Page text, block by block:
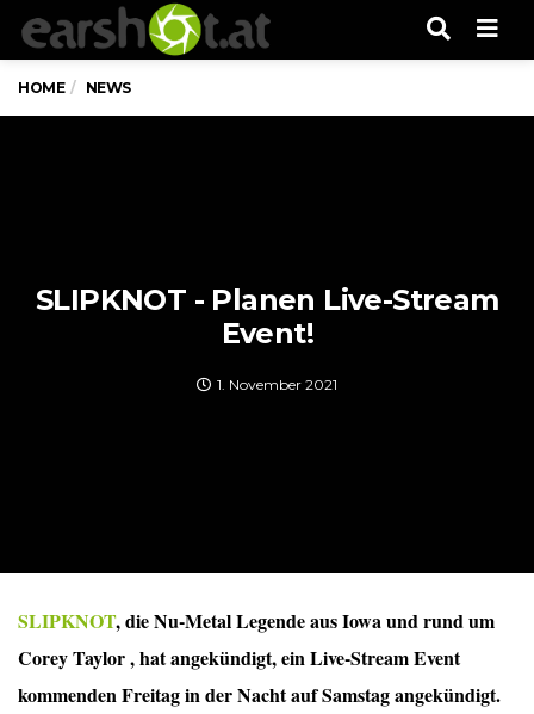
HOME NEWS
SLIPKNOT - Planen Live-Stream
Event!
1. November 2021
SLIPKNOT, die Nu-Metal Legende aus Iowa und rund um
Corey Taylor , hat angekündigt, ein Live-Stream Event
kommenden Freitag in der Nacht auf Samstag angekündigt.